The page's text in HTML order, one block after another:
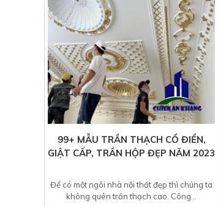
99+ MẪU TRẦN THẠCH CỔ ĐIỂN,
GIẬT CẤP, TRẦN HỘP ĐẸP NĂM 2023
Để có một ngôi nhà nội thất đẹp thì chúng ta
không quên trần thạch cao. Công...